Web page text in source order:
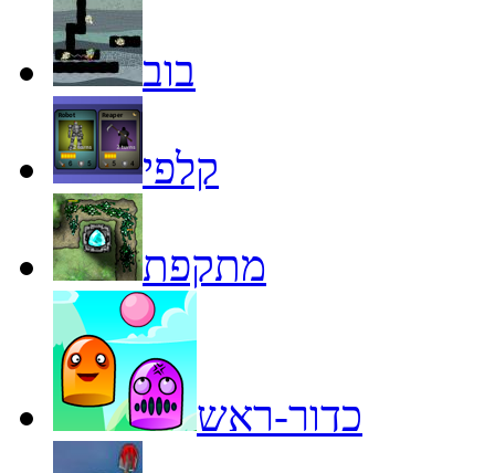
בוב
קלפי
מתקפת
כדור-ראש